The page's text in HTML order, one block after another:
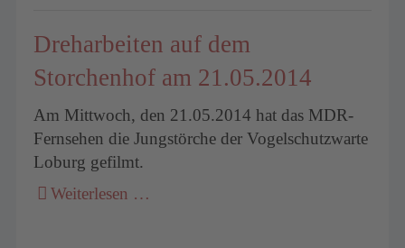
Dreharbeiten auf dem
Storchenhof am 21.05.2014
Am Mittwoch, den 21.05.2014 hat das MDR-
Fernsehen die Jungstörche der Vogelschutzwarte
Loburg gefilmt.
Weiterlesen …